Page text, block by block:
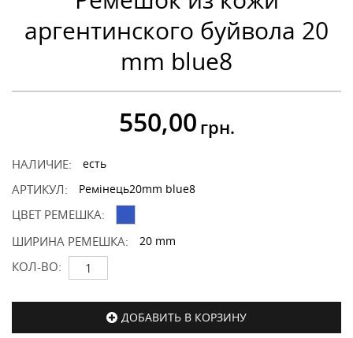
аргентинского буйвола 20
mm blue8
550,00 грн.
НАЛИЧИЕ: есть
АРТИКУЛ: Ремінець20mm blue8
ЦВЕТ РЕМЕШКА:
ШИРИНА РЕМЕШКА:
20 mm
КОЛ-ВО:
ДОБАВИТЬ В КОРЗИНУ